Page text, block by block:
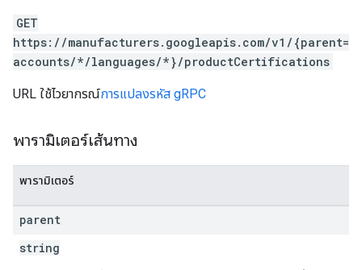
GET
https://manufacturers.googleapis.com/v1/{parent=
accounts/*/languages/*}/productCertifications
URL ใช้ไวยากรณ์การแปลงรหัส gRPC
พารามิเตอร์เส้นทาง
พารามิเตอร์
parent
string